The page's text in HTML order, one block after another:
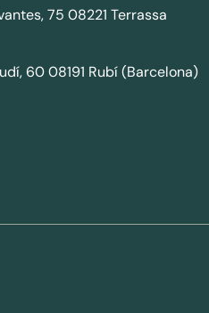
75 08221 Terrassa
60 08191 Rubí (Barcelona)